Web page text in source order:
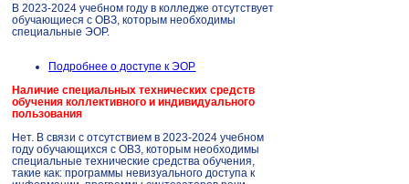
В 2023-2024 учебном году в колледже отсутствует
обучающиеся с ОВЗ, которым необходимы
специальные ЭОР.
Подробнее о доступе к ЭОР
Наличие специальных технических средств
обучения коллективного и индивидуального
пользования
Нет. В связи с отсутствием в 2023-2024 учебном
году обучающихся с ОВЗ, которым необходимы
специальные технические средства обучения,
такие как: программы невизуального доступа к